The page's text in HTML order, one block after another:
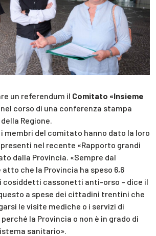
un referendum il Comitato «Insieme
nel corso di una conferenza stampa
Regione.
membri del comitato hanno dato la loro
nel recente «Rapporto grandi
dalla Provincia. «Sempre dal
che la Provincia ha speso 6,6
cosiddetti cassonetti anti-orso – dice il
a spese dei cittadini trentini che
le visite mediche o i servizi di
la Provincia o non è in grado di
sanitario».